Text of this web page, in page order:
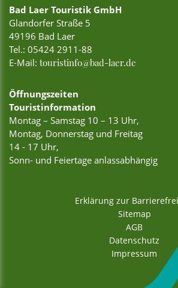
Bad Laer Touristik GmbH
Glandorfer Straße 5
49196 Bad Laer
Tel.: 05424 2911-88
E-Mail: touristinfo@bad-laer.de
Öffnungszeiten
Touristinformation
Montag – Samstag 10 – 13 Uhr,
Montag, Donnerstag und Freitag
14 - 17 Uhr,
Sonn- und Feiertage anlassabhängig
Erklärung zur
Sitemap
AGB
Datenschutz
Impressum